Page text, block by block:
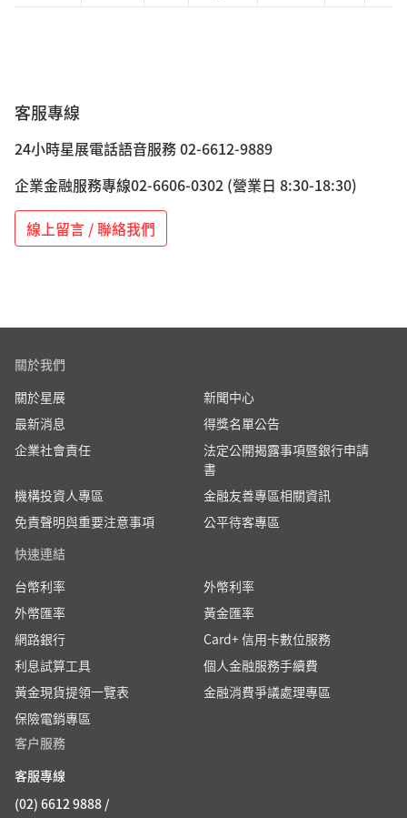
客服專線
24小時星展電話語音服務 02-6612-9889
企業金融服務專線02-6606-0302 (營業日 8:30-18:30)
線上留言 / 聯絡我們
關於我們
關於星展
新聞中心
最新消息
得獎名單公告
企業社會責任
法定公開揭露事項暨銀行申請
書
機構投資人專區
金融友善專區相關資訊
免責聲明與重要注意事項
公平待客專區
快速連結
台幣利率
外幣利率
外幣匯率
黃金匯率
網路銀行
Card+ 信用卡數位服務
利息試算工具
個人金融服務手續費
黃金現貨提領一覽表
金融消費爭議處理專區
保險電銷專區
客户服務
客服專線
(02) 6612 9888 /